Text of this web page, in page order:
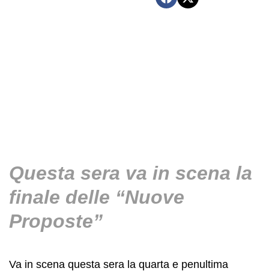
Questa sera va in scena la
finale delle “Nuove
Proposte”
Va in scena questa sera la quarta e penultima